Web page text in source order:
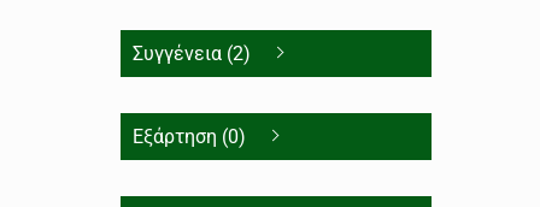
Συγγένεια (2)
Εξάρτηση (0)